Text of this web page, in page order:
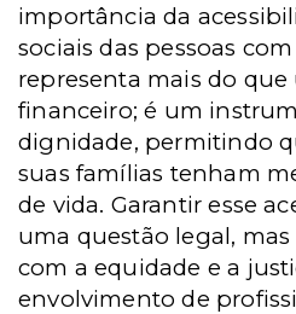
importância da
sociais das pessoas com
representa mais do
financeiro; é um
dignidade, permitindo
suas famílias tenham
de vida. Garantir esse
uma questão legal,
com a equidade e a
envolvimento de